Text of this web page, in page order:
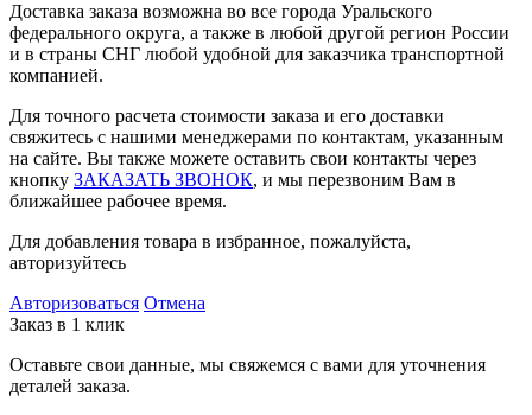
Доставка заказа возможна во все города Уральского
федерального округа, а также в любой другой регион России
и в страны СНГ любой удобной для заказчика транспортной
компанией.
Для точного расчета стоимости заказа и его доставки
свяжитесь с нашими менеджерами по контактам, указанным
на сайте. Вы также можете оставить свои контакты через
кнопку ЗАКАЗАТЬ ЗВОНОК, и мы перезвоним Вам в
ближайшее рабочее время.
Для добавления товара в избранное, пожалуйста,
авторизуйтесь
Авторизоваться Отмена
Заказ в 1 клик
Оставьте свои данные, мы свяжемся с вами для уточнения
деталей заказа.